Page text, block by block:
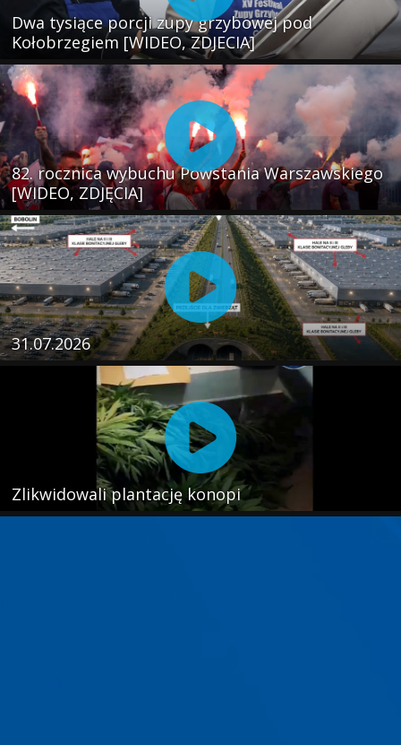
Dwa tysiące porcji zupy grzybowej pod
Kołobrzegiem [WIDEO, ZDJECIA]
82. rocznica wybuchu Powstania Warszawskiego
[WIDEO, ZDJĘCIA]
31.07.2026
Zlikwidowali plantację konopi